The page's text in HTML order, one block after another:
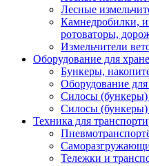
Лесные
Камнедробилки,
ротоваторы,
Измельчители
Оборудование для
Бункеры,
Оборудование
Силосы (бункеры)
Силосы (бункеры)
Техника для
Тележки и